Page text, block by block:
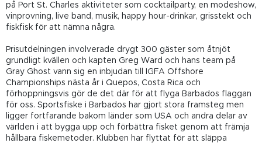
på Port St. Charles aktiviteter som cocktailparty, en modeshow,
vinprovning, live band, musik, happy hour-drinkar, grisstekt och
fiskfisk för att nämna några.
Prisutdelningen involverade drygt 300 gäster som åtnjöt
grundligt kvällen och kapten Greg Ward och hans team på
Gray Ghost vann sig en inbjudan till IGFA Offshore
Championships nästa år i Quepos, Costa Rica och
förhoppningsvis gör de det där för att flyga Barbados flaggan
för oss. Sportsfiske i Barbados har gjort stora framsteg men
ligger fortfarande bakom länder som USA och andra delar av
världen i att bygga upp och förbättra fisket genom att främja
hållbara fiskemetoder. Klubben har flyttat för att släppa